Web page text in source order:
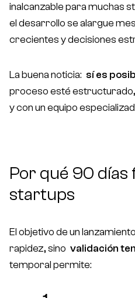
inalcanzable para muchas
el desarrollo se alargue
crecientes y decisiones
La buena noticia: sí es
proceso esté
y con un equipo
Por qué 90 días
startups
El objetivo de un
rapidez, sino validación
temporal permite: